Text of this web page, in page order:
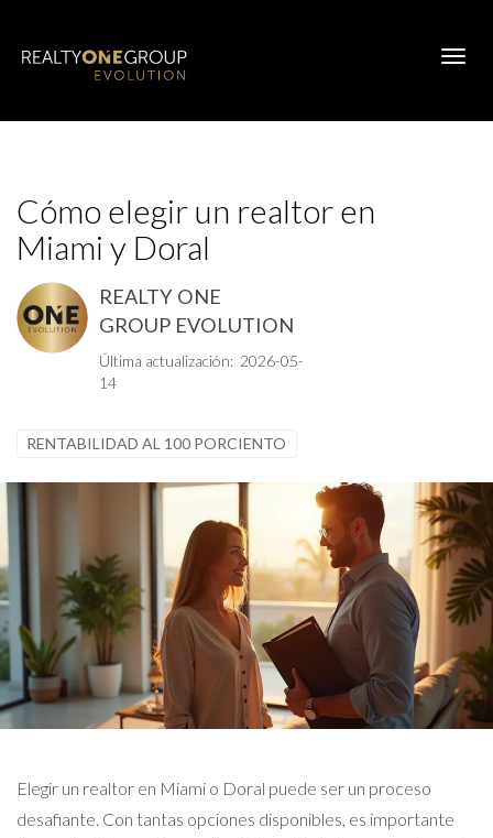
Cómo elegir un realtor en
Miami y Doral
REALTY ONE
GROUP EVOLUTION
Última actualización: 2026-05-
14
RENTABILIDAD AL 100 PORCIENTO
Elegir un realtor en Miami o Doral puede ser un proceso
desafiante. Con tantas opciones disponibles, es importante